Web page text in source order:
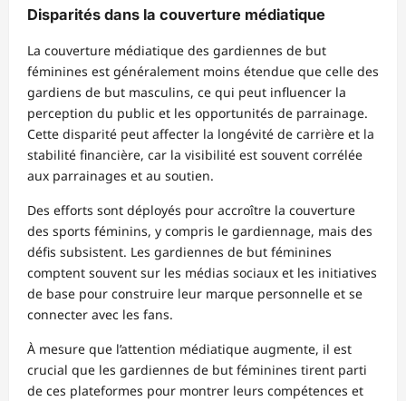
Disparités dans la couverture médiatique
La couverture médiatique des gardiennes de but
féminines est généralement moins étendue que celle des
gardiens de but masculins, ce qui peut influencer la
perception du public et les opportunités de parrainage.
Cette disparité peut affecter la longévité de carrière et la
stabilité financière, car la visibilité est souvent corrélée
aux parrainages et au soutien.
Des efforts sont déployés pour accroître la couverture
des sports féminins, y compris le gardiennage, mais des
défis subsistent. Les gardiennes de but féminines
comptent souvent sur les médias sociaux et les initiatives
de base pour construire leur marque personnelle et se
connecter avec les fans.
À mesure que l’attention médiatique augmente, il est
crucial que les gardiennes de but féminines tirent parti
de ces plateformes pour montrer leurs compétences et